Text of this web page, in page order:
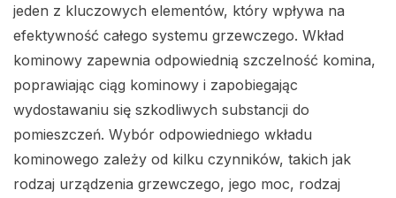
jeden z kluczowych elementów, który wpływa na
efektywność całego systemu grzewczego. Wkład
kominowy zapewnia odpowiednią szczelność komina,
poprawiając ciąg kominowy i zapobiegając
wydostawaniu się szkodliwych substancji do
pomieszczeń. Wybór odpowiedniego wkładu
kominowego zależy od kilku czynników, takich jak
rodzaj urządzenia grzewczego, jego moc, rodzaj